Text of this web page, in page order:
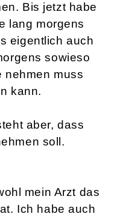
Bis jetzt habe
lang morgens
eigentlich auch
sowieso
nehmen muss
kann.
aber, dass
soll.
mein Arzt das
Ich habe auch